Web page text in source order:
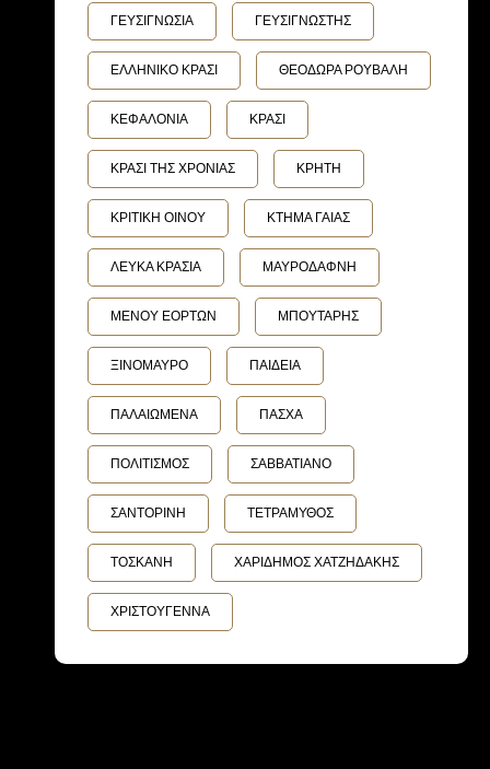
ΓΕΥΣΙΓΝΩΣΙΑ ΓΕΥΣΙΓΝΩΣΤΗΣ
ΕΛΛΗΝΙΚΟ ΚΡΑΣΙ ΘΕΟΔΩΡΑ ΡΟΥΒΑΛΗ
ΚΕΦΑΛΟΝΙΑ ΚΡΑΣΙ
ΚΡΑΣΙ ΤΗΣ ΧΡΟΝΙΑΣ ΚΡΗΤΗ
ΚΡΙΤΙΚΗ ΟΙΝΟΥ ΚΤΗΜΑ ΓΑΙΑΣ
ΛΕΥΚΑ ΚΡΑΣΙΑ ΜΑΥΡΟΔΑΦΝΗ
ΜΕΝΟΥ ΕΟΡΤΩΝ ΜΠΟΥΤΑΡΗΣ
ΞΙΝΟΜΑΥΡΟ ΠΑΙΔΕΙΑ
ΠΑΛΑΙΩΜΕΝΑ ΠΑΣΧΑ
ΠΟΛΙΤΙΣΜΟΣ ΣΑΒΒΑΤΙΑΝΟ
ΣΑΝΤΟΡΙΝΗ ΤΕΤΡΑΜΥΘΟΣ
ΤΟΣΚΑΝΗ ΧΑΡΙΔΗΜΟΣ ΧΑΤΖΗΔΑΚΗΣ
ΧΡΙΣΤΟΥΓΕΝΝΑ